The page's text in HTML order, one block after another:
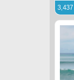
3,437